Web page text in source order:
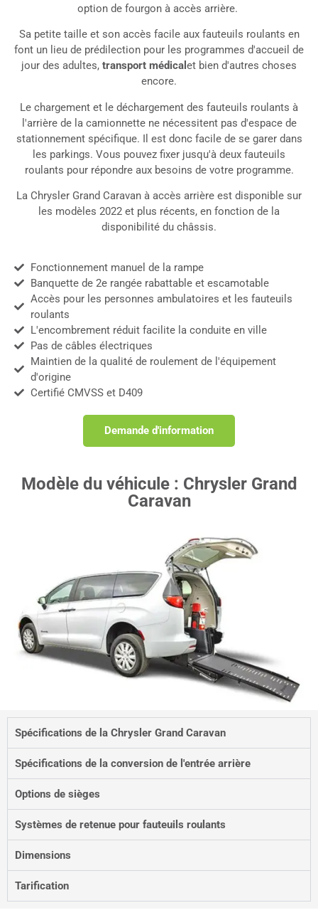
option de fourgon à accès arrière.
Sa petite taille et son accès facile aux fauteuils roulants en
font un lieu de prédilection pour les programmes d'accueil de
jour des adultes, transport médical et bien d'autres choses
encore.
Le chargement et le déchargement des fauteuils roulants à
l'arrière de la camionnette ne nécessitent pas d'espace de
stationnement spécifique. Il est donc facile de se garer dans
les parkings. Vous pouvez fixer jusqu'à deux fauteuils
roulants pour répondre aux besoins de votre programme.
La Chrysler Grand Caravan à accès arrière est disponible sur
les modèles 2022 et plus récents, en fonction de la
disponibilité du châssis.
Fonctionnement manuel de la rampe
Banquette de 2e rangée rabattable et escamotable
Accès pour les personnes ambulatoires et les fauteuils
roulants
L'encombrement réduit facilite la conduite en ville
Pas de câbles électriques
Maintien de la qualité de roulement de l'équipement
d'origine
Certifié CMVSS et D409
Demande d'information
Modèle du véhicule : Chrysler Grand
Caravan
Spécifications de la Chrysler Grand Caravan
Spécifications de la conversion de l'entrée arrière
Options de sièges
Systèmes de retenue pour fauteuils roulants
Dimensions
Tarification